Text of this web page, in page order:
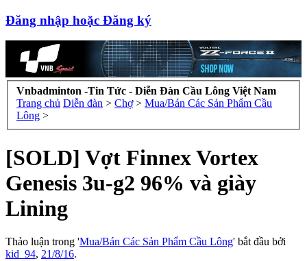
Đăng nhập hoặc Đăng ký
Vnbadminton -Tin Tức - Diễn Đàn Cầu Lông Việt Nam
Trang chủ Diễn đàn > Chợ > Mua/Bán Các Sản Phẩm Cầu
Lông >
[SOLD] Vợt Finnex Vortex
Genesis 3u-g2 96% và giày
Lining
Thảo luận trong 'Mua/Bán Các Sản Phẩm Cầu Lông' bắt đầu bởi
kid_94, 21/8/16.